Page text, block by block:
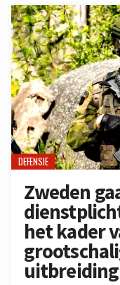
DEFENSIE
Zweden
het kader
uitbreiding